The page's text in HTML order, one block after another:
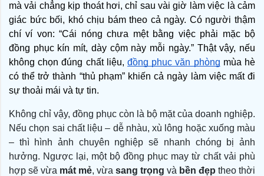
mà vải chẳng kịp thoát hơi, chỉ sau vài giờ làm việc là cảm
giác bức bối, khó chịu bám theo cả ngày. Có người thậm
chí ví von: “Cái nóng chưa mệt bằng việc phải mặc bộ
đồng phục kín mít, dày cộm này mỗi ngày.” Thật vậy, nếu
không chọn đúng chất liệu, đồng phục văn phòng mùa hè
có thể trở thành “thủ phạm” khiến cả ngày làm việc mất đi
sự thoải mái và tự tin.
Không chỉ vậy, đồng phục còn là bộ mặt của doanh nghiệp.
Nếu chọn sai chất liệu – dễ nhàu, xù lông hoặc xuống màu
– thì hình ảnh chuyên nghiệp sẽ nhanh chóng bị ảnh
hưởng. Ngược lại, một bộ đồng phục may từ chất vải phù
hợp sẽ vừa mát mẻ, vừa sang trọng và bền đẹp theo thời